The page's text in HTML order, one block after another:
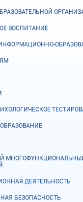
ВОСПИТАНИЕ
ДЕЯТЕЛЬНОСТЬ
БЕЗОПАСНОСТЬ